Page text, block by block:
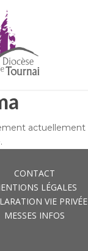
actuellement
CONTACT
LÉGALES
VIE PRIVÉE
MESSES INFOS